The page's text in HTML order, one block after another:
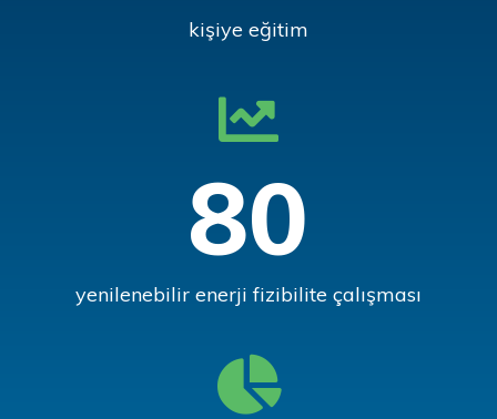
kişiye eğitim
80
yenilenebilir enerji fizibilite çalışması